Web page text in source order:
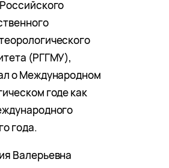
(РГГМУ),
о Международном
годе как
года.
Валерьевна